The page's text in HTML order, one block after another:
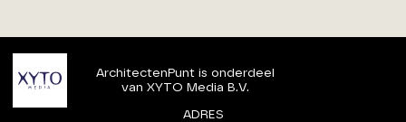
ArchitectenPunt is onderdeel
van XYTO Media B.V.
ADRES